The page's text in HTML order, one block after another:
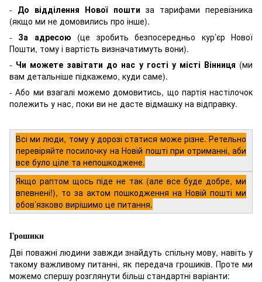
- До відділення Нової пошти за тарифами перевізника
(якщо ми не домовились про інше).
- За адресою (це зробить безпосередньо кур’єр Нової
Пошти, тому і вартість визначатимуть вони).
- Чи можете завітати до нас у гості у місті Вінниця (ми
вам детальніше підкажемо, куди саме).
- Або ми взагалі можемо домовитись, що партія настілочок
полежить у нас, поки ви не дасте відмашку на відправку.
Всі ми люди, тому у дорозі статися може різне. Ретельно
перевіряйте посилочку на Новій пошті при отриманні, аби
все було ціле та непошкоджене.
Якщо раптом щось піде не так (але все буде добре, ми
впевнені!), то за актом пошкодження на Новій пошті ми
обов’язково вирішимо це питання.
Грошики
Дві поважні людини завжди знайдуть спільну мову, навіть у
такому важливому питанні, як передача грошиків. Проте ми
можемо спершу розглянути більш стандартні варіанти: